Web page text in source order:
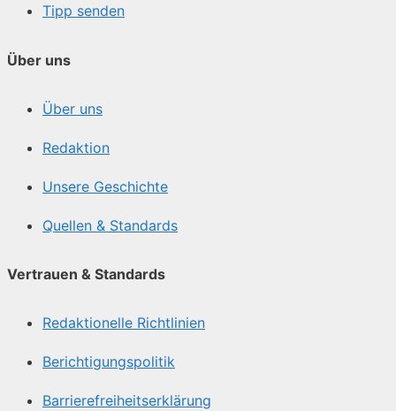
Tipp senden
Über uns
Über uns
Redaktion
Unsere Geschichte
Quellen & Standards
Vertrauen & Standards
Redaktionelle Richtlinien
Berichtigungspolitik
Barrierefreiheitserklärung